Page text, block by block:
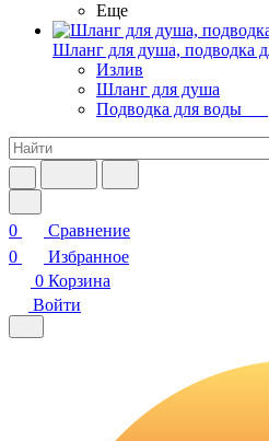
Еще
Шланг для душа, подводка
Излив
Шланг для душа
Подводка для воды
0
Сравнение
0
Избранное
0 Корзина
Войти